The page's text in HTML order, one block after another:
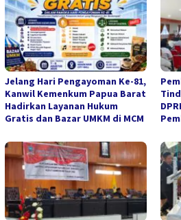
Jelang Hari Pengayoman Ke-81,
Kanwil Kemenkum Papua Barat
Hadirkan Layanan Hukum
Gratis dan Bazar UMKM di MCM